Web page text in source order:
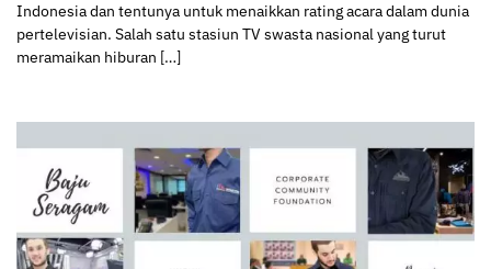
Indonesia dan tentunya untuk menaikkan rating acara dalam dunia
pertelevisian. Salah satu stasiun TV swasta nasional yang turut
meramaikan hiburan […]